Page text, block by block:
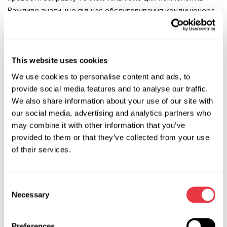
This website uses cookies
We use cookies to personalise content and ads, to
provide social media features and to analyse our traffic.
We also share information about your use of our site with
our social media, advertising and analytics partners who
may combine it with other information that you’ve
provided to them or that they’ve collected from your use
of their services.
Selection
Necessary
Важливо знати, що під час обслуговування кондиціонера,
як і в будь-якій іншій холодильній техніці, у всіх її аспектах
зламається. Надлишок оливи – погіршує теплообмін у
конденсорі та випарнику, як результат – кондиціонер
працює погано. Це той випадок, коли кашу маслом можна
зіпсувати.
Третій етап - вакуумування, він полягає у видаленні
повітря і вологи з системи кондиціонування. Ці залишки,
змішуючись з маслом і холодоагентом, утворюють
кислоту, яка руйнує систему зсередини. Тому, якщо ви
вийде. Робота системи з нестачею холодоагенту, за
наявності повітря і вологи - це швидкий вихід системи з